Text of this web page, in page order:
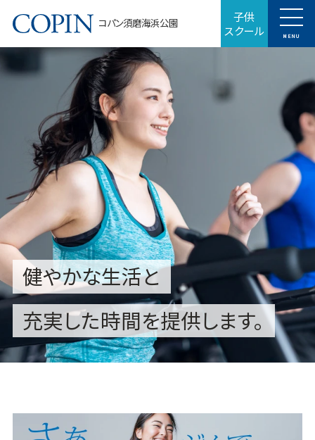
コパン須磨海浜公園 子供
スクール MENU
健やかな生活と
充実した時間を提供します。